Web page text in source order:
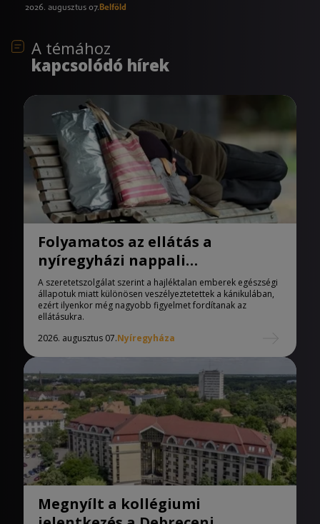
2026. augusztus 07.Belföld
A témához
kapcsolódó hírek
Folyamatos az ellátás a
nyíregyházi nappali
melegedőben
A szeretetszolgálat szerint a hajléktalan emberek egészségi
állapotuk miatt különösen veszélyeztetettek a kánikulában,
ezért ilyenkor még nagyobb figyelmet fordítanak az
ellátásukra.
2026. augusztus 07.Nyíregyháza
Megnyílt a kollégiumi